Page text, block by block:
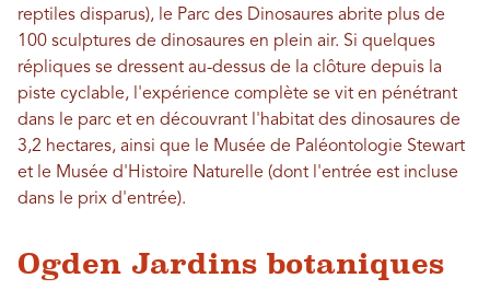
reptiles disparus), le Parc des Dinosaures abrite plus de
100 sculptures de dinosaures en plein air. Si quelques
répliques se dressent au-dessus de la clôture depuis la
piste cyclable, l'expérience complète se vit en pénétrant
dans le parc et en découvrant l'habitat des dinosaures de
3,2 hectares, ainsi que le Musée de Paléontologie Stewart
et le Musée d'Histoire Naturelle (dont l'entrée est incluse
dans le prix d'entrée).
Ogden Jardins botaniques